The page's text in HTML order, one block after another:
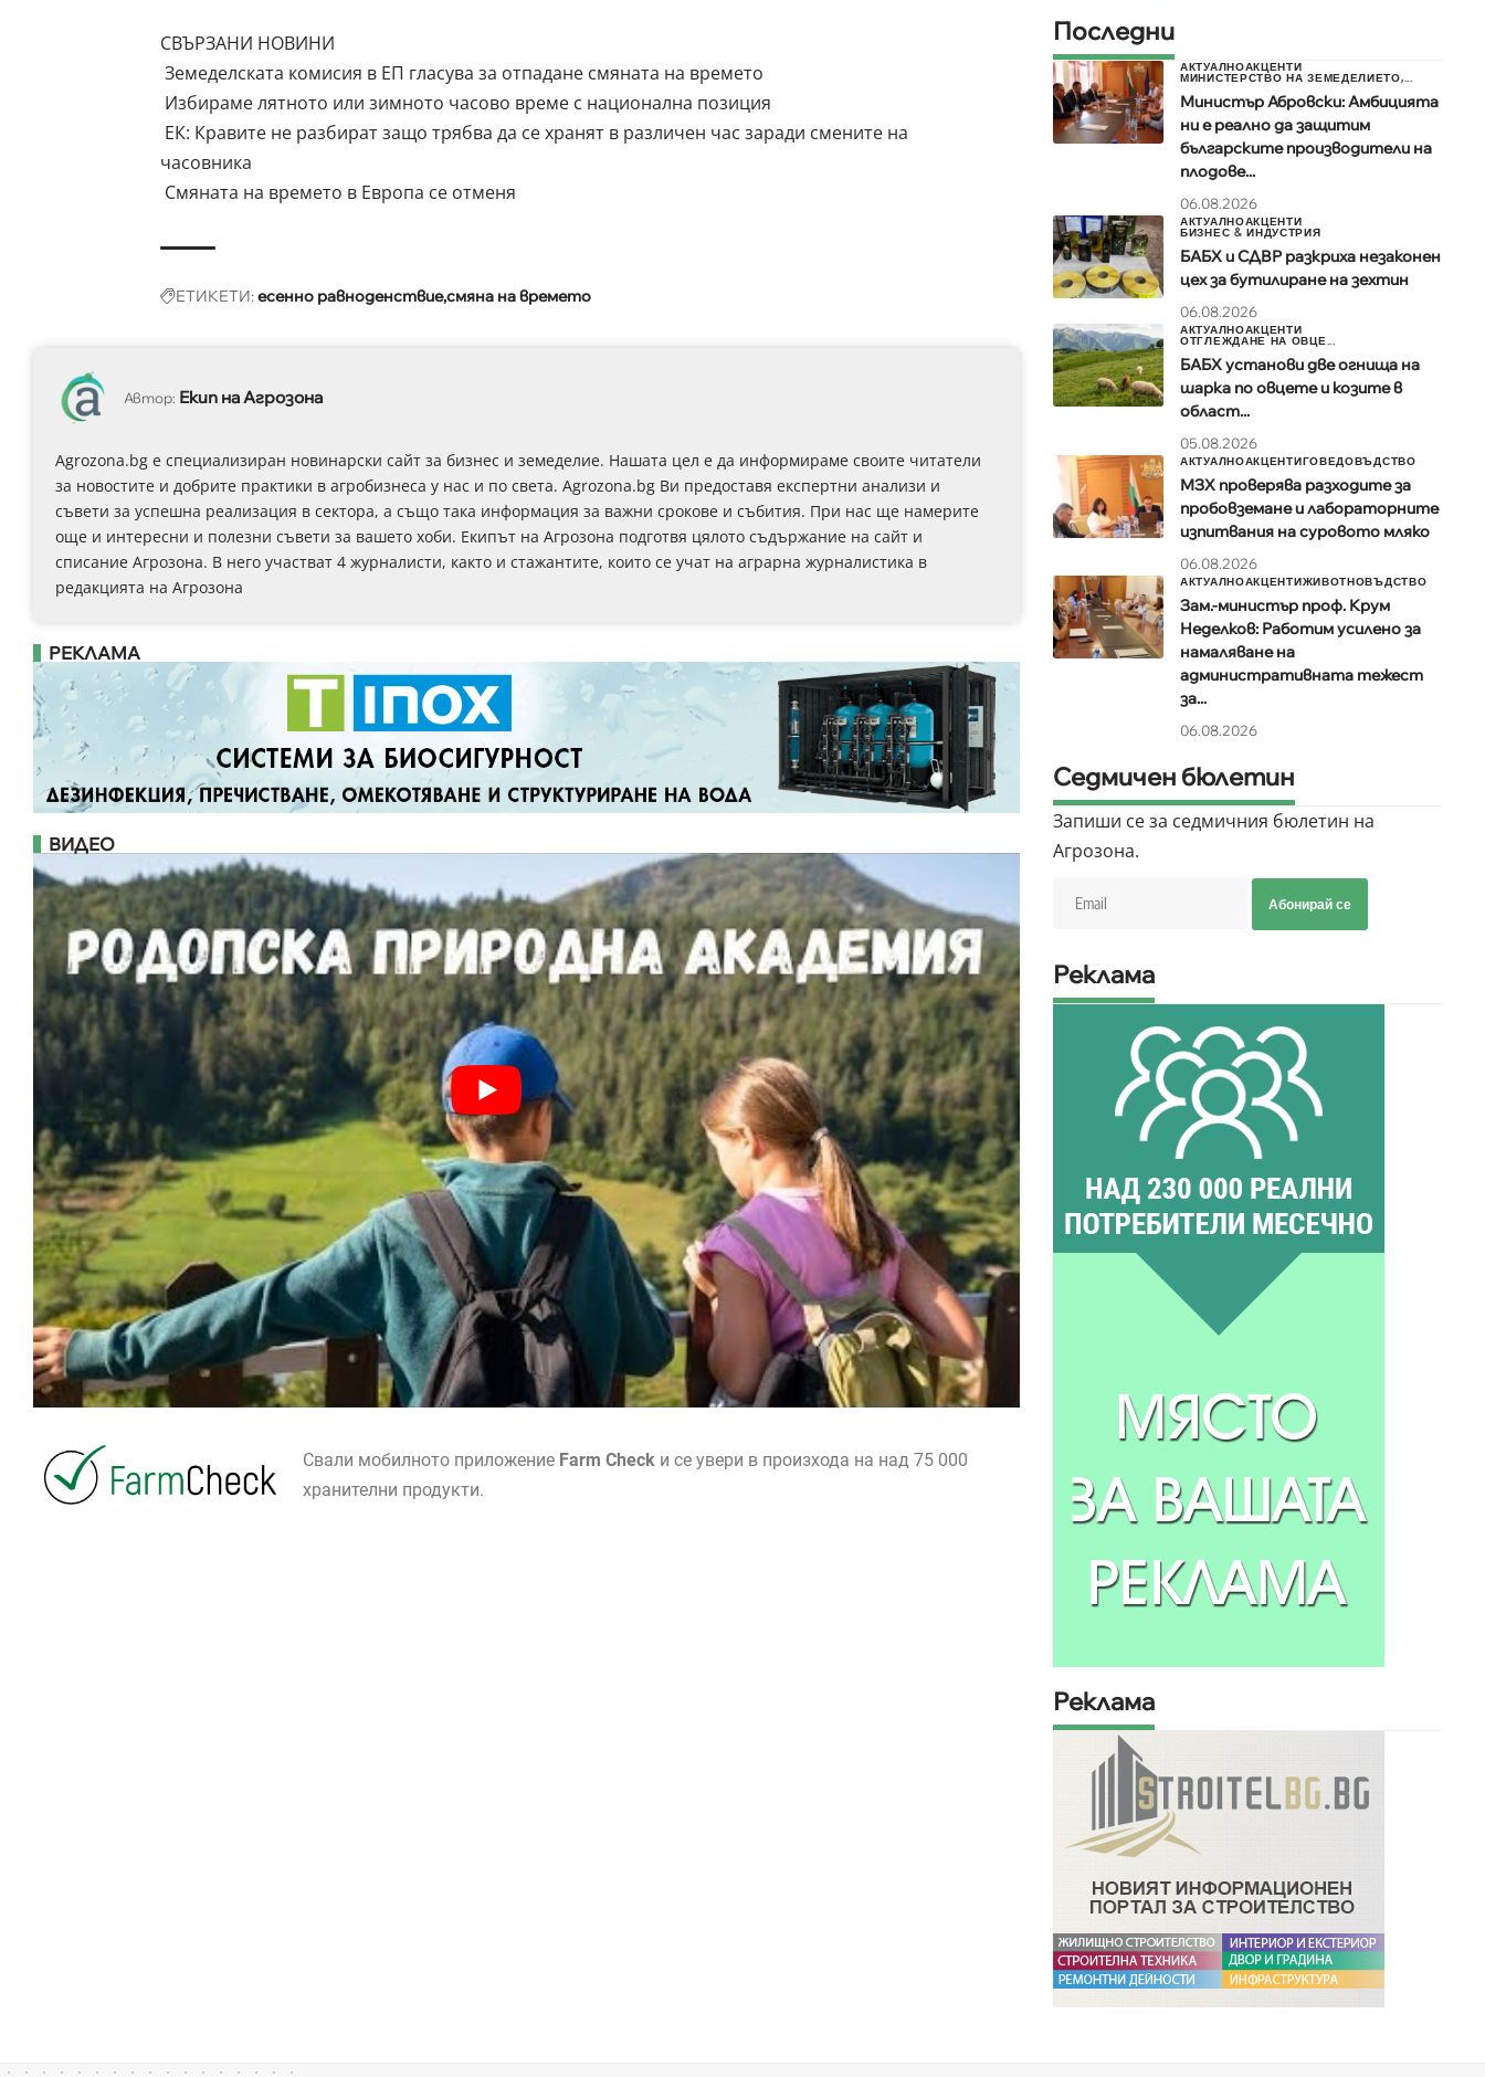
СВЪРЗАНИ НОВИНИ
Земеделската комисия в ЕП гласува за отпадане смяната на времето
Избираме лятното или зимното часово време с национална позиция
ЕК: Кравите не разбират защо трябва да се хранят в различен час заради смените на
часовника
Смяната на времето в Европа се отменя
ЕТИКЕТИ:есенно равноденствиесмяна на времето
Автор: Екип на Агрозона
Agrozona.bg e специализиран новинарски сайт за бизнес и земеделие. Нашата цел е да информираме своите читатели
за новостите и добрите практики в агробизнеса у нас и по света. Agrozona.bg Ви предоставя експертни анализи и
съвети за успешна реализация в сектора, а също така информация за важни срокове и събития. При нас ще намерите
още и интересни и полезни съвети за вашето хоби. Екипът на Агрозона подготвя цялото съдържание на сайт и
списание Агрозона. В него участват 4 журналисти, както и стажантите, които се учат на аграрна журналистика в
редакцията на Агрозона
РЕКЛАМА
ВИДЕО
Свали мобилното приложение Farm Checkи се увери в произхода на над 75 000
хранителни продукти.
Последни
АКТУАЛНОАКЦЕНТИ
МИНИСТЕРСТВО НА ЗЕМЕДЕЛИЕТО,...
Министър Абровски: Амбицията
ни е реално да защитим
българските производители на
плодове...
06.08.2026
АКТУАЛНОАКЦЕНТИ
БИЗНЕС & ИНДУСТРИЯ
БАБХ и СДВР разкриха незаконен
цех за бутилиране на зехтин
06.08.2026
АКТУАЛНОАКЦЕНТИ
ОТГЛЕЖДАНЕ НА ОВЦЕ...
БАБХ установи две огнища на
шарка по овцете и козите в
област...
05.08.2026
АКТУАЛНОАКЦЕНТИГОВЕДОВЪДСТВО
МЗХ проверява разходите за
пробовземане и лабораторните
изпитвания на суровото мляко
06.08.2026
АКТУАЛНОАКЦЕНТИЖИВОТНОВЪДСТВО
Зам.-министър проф. Крум
Неделков: Работим усилено за
намаляване на
административната тежест
за...
06.08.2026
Седмичен бюлетин
Запиши се за седмичния бюлетин на
Агрозона.
Абонирай се
Реклама
Реклама